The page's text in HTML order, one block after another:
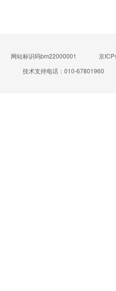
网站标识码bm22000001
京
技术支持电话：010-67801960